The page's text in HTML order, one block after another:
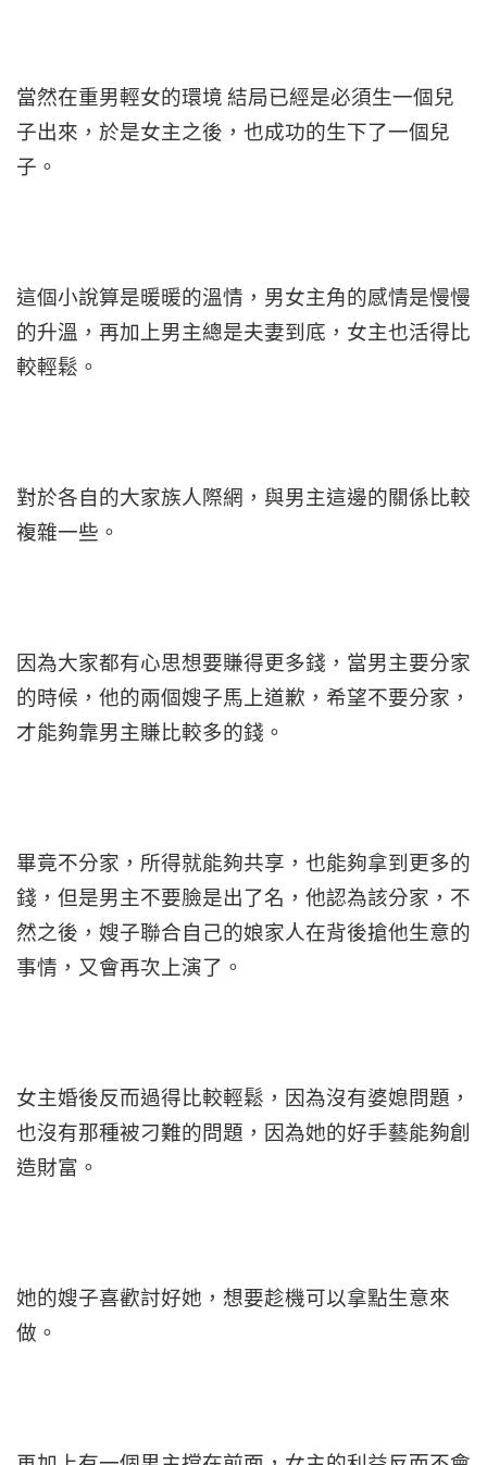
當然在重男輕女的環境 結局已經是必須生一個兒
子出來，於是女主之後，也成功的生下了一個兒
子。
這個小說算是暖暖的溫情，男女主角的感情是慢慢
的升溫，再加上男主總是夫妻到底，女主也活得比
較輕鬆。
對於各自的大家族人際網，與男主這邊的關係比較
複雜一些。
因為大家都有心思想要賺得更多錢，當男主要分家
的時候，他的兩個嫂子馬上道歉，希望不要分家，
才能夠靠男主賺比較多的錢。
畢竟不分家，所得就能夠共享，也能夠拿到更多的
錢，但是男主不要臉是出了名，他認為該分家，不
然之後，嫂子聯合自己的娘家人在背後搶他生意的
事情，又會再次上演了。
女主婚後反而過得比較輕鬆，因為沒有婆媳問題，
也沒有那種被刁難的問題，因為她的好手藝能夠創
造財富。
她的嫂子喜歡討好她，想要趁機可以拿點生意來
做。